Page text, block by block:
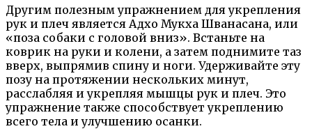
Другим полезным упражнением для укрепления
рук и плеч является Адхо Мукха Шванасана, или
«поза собаки с головой вниз». Встаньте на
коврик на руки и колени, а затем поднимите таз
вверх, выпрямив спину и ноги. Удерживайте эту
позу на протяжении нескольких минут,
расслабляя и укрепляя мышцы рук и плеч. Это
упражнение также способствует укреплению
всего тела и улучшению осанки.